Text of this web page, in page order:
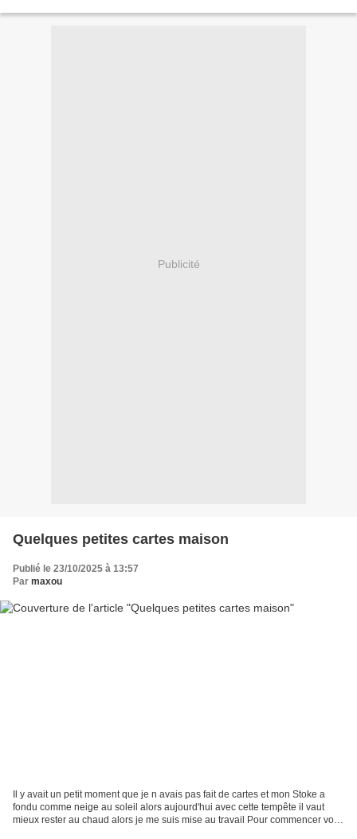
Publicité
Quelques petites cartes maison
Publié le 23/10/2025 à 13:57
Par maxou
Il y avait un petit moment que je n avais pas fait de cartes et mon Stoke a
fondu comme neige au soleil alors aujourd'hui avec cette tempête il vaut
mieux rester au chaud alors je me suis mise au travail Pour commencer voici